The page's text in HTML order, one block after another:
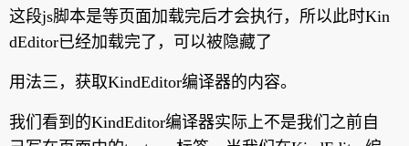
这段js脚本是等页面加载完后才会执行，所以此时Kin
dEditor已经加载完了，可以被隐藏了
用法三，获取KindEditor编译器的内容。
我们看到的KindEditor编译器实际上不是我们之前自